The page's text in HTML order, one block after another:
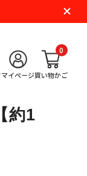
マイページ買い物かご
0
約1